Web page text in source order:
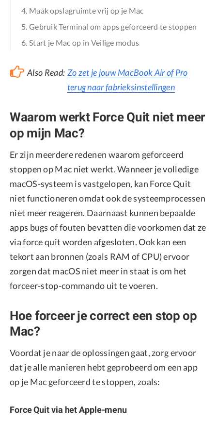
4. Maak opslagruimte vrij op je Mac
5. Gebruik Terminal om apps geforceerd te stoppen
6. Start je Mac op in Veilige modus
Also Read: Zo zet je jouw MacBook Air of Pro
terug naar fabrieksinstellingen
Waarom werkt Force Quit niet meer
op mijn Mac?
Er zijn meerdere redenen waarom geforceerd
stoppen op Mac niet werkt. Wanneer je volledige
macOS-systeem is vastgelopen, kan Force Quit
niet functioneren omdat ook de systeemprocessen
niet meer reageren. Daarnaast kunnen bepaalde
apps bugs of fouten bevatten die voorkomen dat ze
via force quit worden afgesloten. Ook kan een
tekort aan bronnen (zoals RAM of CPU) ervoor
zorgen dat macOS niet meer in staat is om het
forceer-stop-commando uit te voeren.
Hoe forceer je correct een stop op
Mac?
Voordat je naar de oplossingen gaat, zorg ervoor
dat je alle manieren hebt geprobeerd om een app
op je Mac geforceerd te stoppen, zoals:
Force Quit via het Apple-menu